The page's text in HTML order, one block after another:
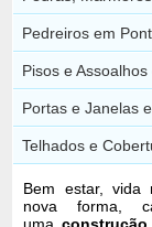
Pedreiros em
Pisos e
Portas e Janelas
Telhados e
Bem estar, vida
nova forma,
uma construção